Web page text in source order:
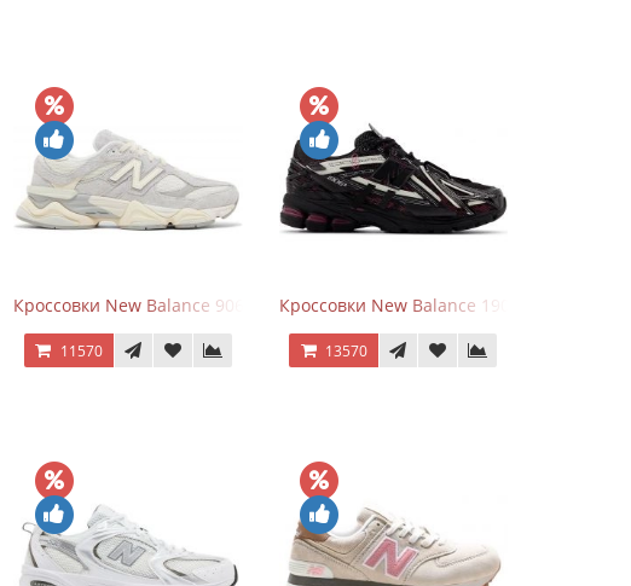
Freshgoods Dark Grey
Кроссовки New Balance 9060 Quartz Grey
11570
Кроссовки New Balance 1906A Dragon
13570